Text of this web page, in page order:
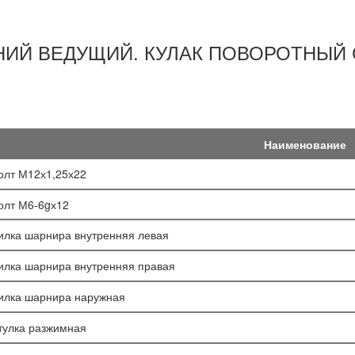
ВЕДУЩИЙ. КУЛАК
Наименование
М12х1,25х22
М6-6gх12
шарнира внутренняя левая
шарнира внутренняя правая
шарнира наружная
разжимная